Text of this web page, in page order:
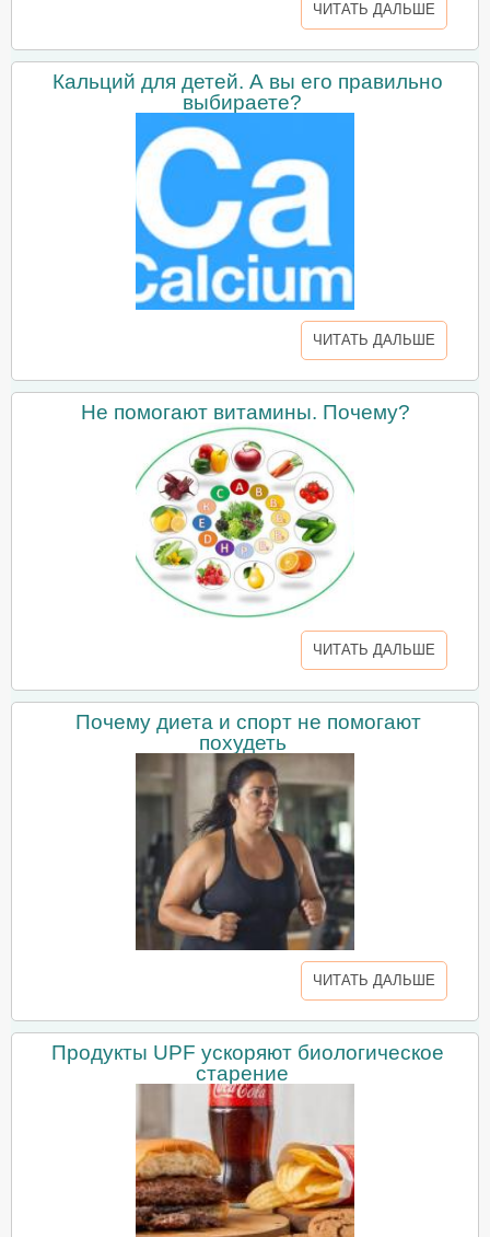
ЧИТАТЬ ДАЛЬШЕ
Кальций для детей. А вы его правильно
выбираете?
ЧИТАТЬ ДАЛЬШЕ
Не помогают витамины. Почему?
ЧИТАТЬ ДАЛЬШЕ
Почему диета и спорт не помогают
похудеть
ЧИТАТЬ ДАЛЬШЕ
Продукты UPF ускоряют биологическое
старение